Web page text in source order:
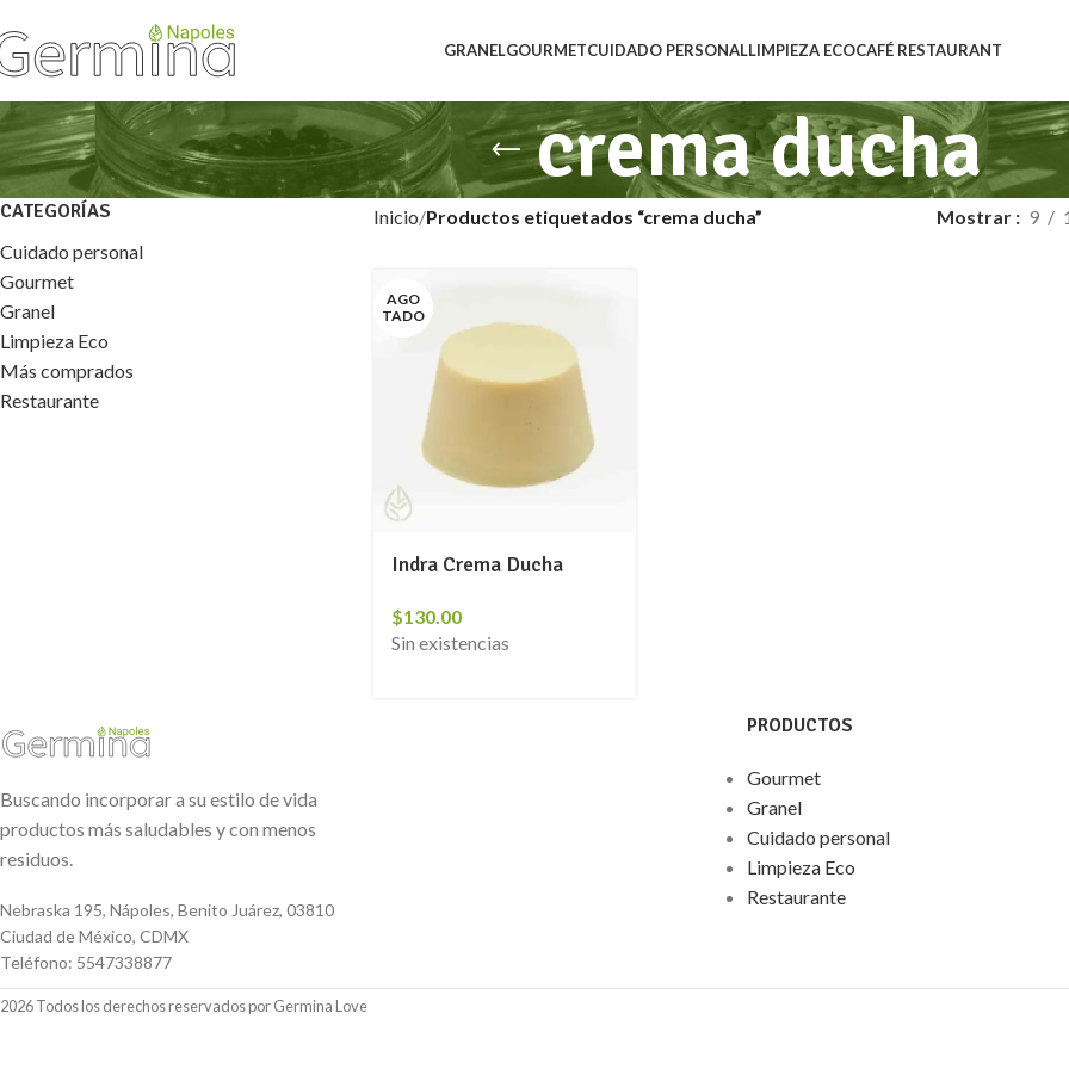
GRANELGOURMETCUIDADO PERSONALLIMPIEZA ECOCAFÉ RESTAURANT
crema ducha
CATEGORÍAS
Cuidado personal
Gourmet
Granel
Limpieza Eco
Más comprados
Restaurante
Inicio Productos etiquetados “crema ducha” Mostrar 9
AGO
TADO
Indra Crema Ducha
$130.00
Sin existencias
Buscando incorporar a su estilo de vida
productos más saludables y con menos
residuos.
Nebraska 195, Nápoles, Benito Juárez, 03810
Ciudad de México, CDMX
Teléfono: 5547338877
PRODUCTOS
Gourmet
Granel
Cuidado personal
Limpieza Eco
Restaurante
2026 Todos los derechos reservados por Germina Love